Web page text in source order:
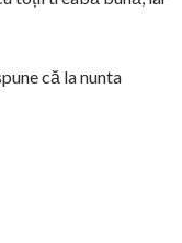
că la nunta